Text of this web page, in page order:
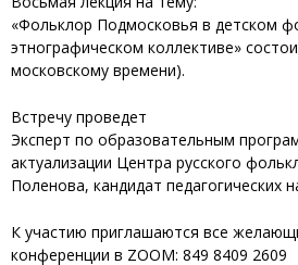
«Фольклор Подмосковья в детском
этнографическом коллективе»
московскому времени).
Встречу проведет
Эксперт по образовательным
актуализации Центра русского
Поленова, кандидат педагогических
К участию приглашаются все
конференции в ZOOM: 849 8409 2609